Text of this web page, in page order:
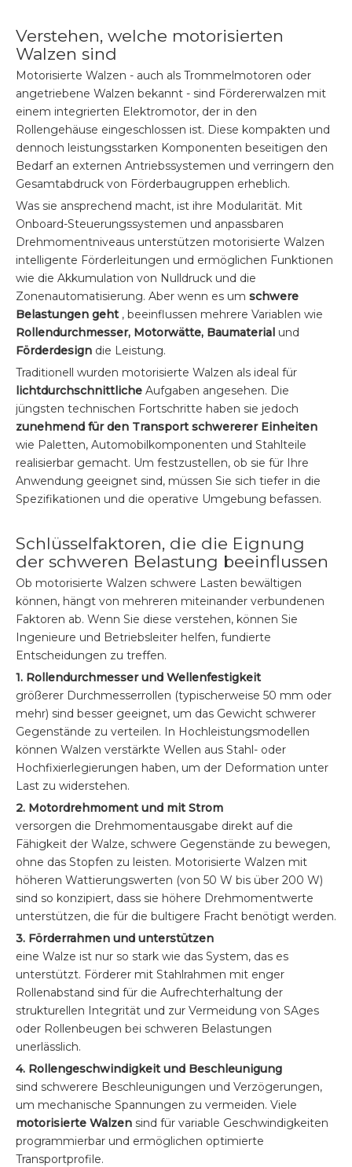
Verstehen, welche motorisierten
Walzen sind
Motorisierte Walzen - auch als Trommelmotoren oder
angetriebene Walzen bekannt - sind Fördererwalzen mit
einem integrierten Elektromotor, der in den
Rollengehäuse eingeschlossen ist. Diese kompakten und
dennoch leistungsstarken Komponenten beseitigen den
Bedarf an externen Antriebssystemen und verringern den
Gesamtabdruck von Förderbaugruppen erheblich.
Was sie ansprechend macht, ist ihre Modularität. Mit
Onboard-Steuerungssystemen und anpassbaren
Drehmomentniveaus unterstützen motorisierte Walzen
intelligente Förderleitungen und ermöglichen Funktionen
wie die Akkumulation von Nulldruck und die
Zonenautomatisierung. Aber wenn es um schwere
Belastungen geht , beeinflussen mehrere Variablen wie
Rollendurchmesser, Motorwätte, Baumaterial und
Förderdesign die Leistung.
Traditionell wurden motorisierte Walzen als ideal für
lichtdurchschnittliche Aufgaben angesehen. Die
jüngsten technischen Fortschritte haben sie jedoch
zunehmend für den Transport schwererer Einheiten
wie Paletten, Automobilkomponenten und Stahlteile
realisierbar gemacht. Um festzustellen, ob sie für Ihre
Anwendung geeignet sind, müssen Sie sich tiefer in die
Spezifikationen und die operative Umgebung befassen.
Schlüsselfaktoren, die die Eignung
der schweren Belastung beeinflussen
Ob motorisierte Walzen schwere Lasten bewältigen
können, hängt von mehreren miteinander verbundenen
Faktoren ab. Wenn Sie diese verstehen, können Sie
Ingenieure und Betriebsleiter helfen, fundierte
Entscheidungen zu treffen.
1. Rollendurchmesser und Wellenfestigkeit
größerer Durchmesserrollen (typischerweise 50 mm oder
mehr) sind besser geeignet, um das Gewicht schwerer
Gegenstände zu verteilen. In Hochleistungsmodellen
können Walzen verstärkte Wellen aus Stahl- oder
Hochfixierlegierungen haben, um der Deformation unter
Last zu widerstehen.
2. Motordrehmoment und mit Strom
versorgen die Drehmomentausgabe direkt auf die
Fähigkeit der Walze, schwere Gegenstände zu bewegen,
ohne das Stopfen zu leisten. Motorisierte Walzen mit
höheren Wattierungswerten (von 50 W bis über 200 W)
sind so konzipiert, dass sie höhere Drehmomentwerte
unterstützen, die für die bultigere Fracht benötigt werden.
3. Förderrahmen und unterstützen
eine Walze ist nur so stark wie das System, das es
unterstützt. Förderer mit Stahlrahmen mit enger
Rollenabstand sind für die Aufrechterhaltung der
strukturellen Integrität und zur Vermeidung von SAges
oder Rollenbeugen bei schweren Belastungen
unerlässlich.
4. Rollengeschwindigkeit und Beschleunigung
sind schwerere Beschleunigungen und Verzögerungen,
um mechanische Spannungen zu vermeiden. Viele
motorisierte Walzen sind für variable Geschwindigkeiten
programmierbar und ermöglichen optimierte
Transportprofile.